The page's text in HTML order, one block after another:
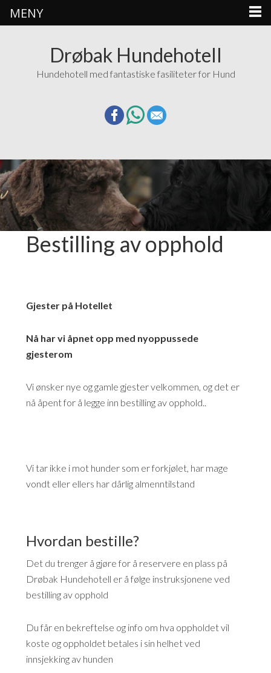
Drøbak Hundehotell
Hundehotell med fantastiske fasiliteter for Hund
Bestilling av opphold
Gjester på Hotellet
Nå har vi åpnet opp med nyoppussede
gjesterom
Vi ønsker nye og gamle gjester velkommen, og det er
nå åpent for å legge inn bestilling av opphold..
Vi tar ikke i mot hunder som er forkjølet, har mage
vondt eller ellers har dårlig almenntilstand
Hvordan bestille?
Det du trenger å gjøre for å reservere en plass på
Drøbak Hundehotell er å følge instruksjonene ved
bestilling av opphold
Du får en bekreftelse og info om hva oppholdet vil
koste og oppholdet betales i sin helhet ved
innsjekking av hunden
MENY